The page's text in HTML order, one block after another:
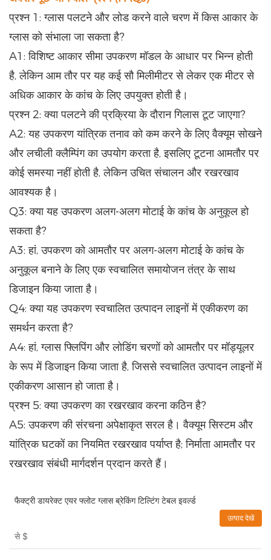
प्रश्न 1: ग्लास पलटने और लोड करने वाले चरण में किस आकार के
ग्लास को संभाला जा सकता है?
A1: विशिष्ट आकार सीमा उपकरण मॉडल के आधार पर भिन्न होती
है, लेकिन आम तौर पर यह कई सौ मिलीमीटर से लेकर एक मीटर से
अधिक आकार के कांच के लिए उपयुक्त होती है।
प्रश्न 2: क्या पलटने की प्रक्रिया के दौरान गिलास टूट जाएगा?
A2: यह उपकरण यांत्रिक तनाव को कम करने के लिए वैक्यूम सोखने
और लचीली क्लैम्पिंग का उपयोग करता है, इसलिए टूटना आमतौर पर
कोई समस्या नहीं होती है, लेकिन उचित संचालन और रखरखाव
आवश्यक है।
Q3: क्या यह उपकरण अलग-अलग मोटाई के कांच के अनुकूल हो
सकता है?
A3: हां, उपकरण को आमतौर पर अलग-अलग मोटाई के कांच के
अनुकूल बनाने के लिए एक स्वचालित समायोजन तंत्र के साथ
डिजाइन किया जाता है।
Q4: क्या यह उपकरण स्वचालित उत्पादन लाइनों में एकीकरण का
समर्थन करता है?
A4: हां, ग्लास फ्लिपिंग और लोडिंग चरणों को आमतौर पर मॉड्यूलर
के रूप में डिजाइन किया जाता है, जिससे स्वचालित उत्पादन लाइनों में
एकीकरण आसान हो जाता है।
प्रश्न 5: क्या उपकरण का रखरखाव करना कठिन है?
A5: उपकरण की संरचना अपेक्षाकृत सरल है। वैक्यूम सिस्टम और
यांत्रिक घटकों का नियमित रखरखाव पर्याप्त है; निर्माता आमतौर पर
रखरखाव संबंधी मार्गदर्शन प्रदान करते हैं।
फैक्ट्री डायरेक्ट एयर फ्लोट ग्लास ब्रेकिंग टिल्टिंग टेबल इवर्ल्ड
से $
उत्पाद देखें